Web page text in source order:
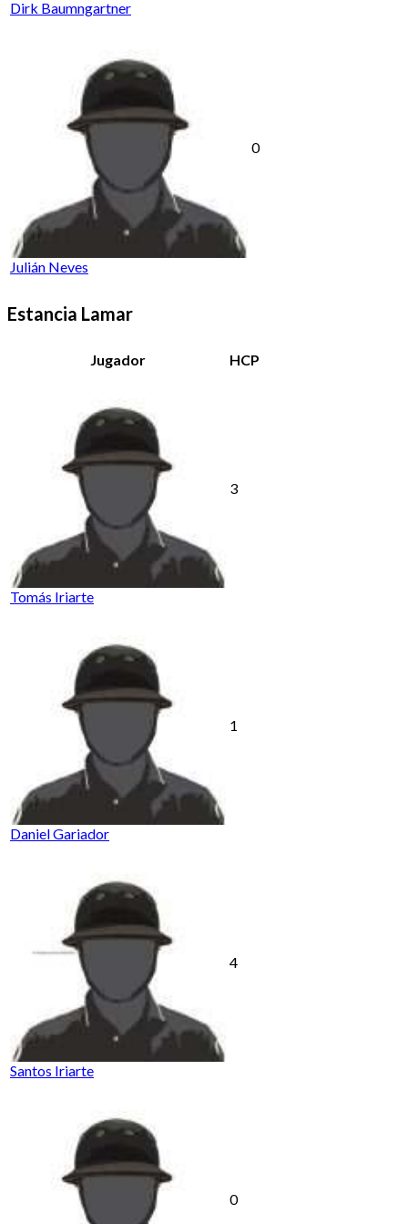
Dirk Baumngartner
Julián Neves
0
Estancia Lamar
Jugador HCP
Tomás Iriarte
3
Daniel Gariador
1
Santos Iriarte
4
0